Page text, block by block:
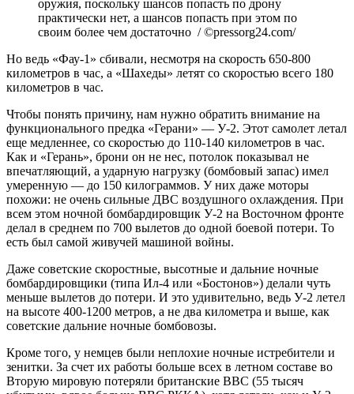
оружия, поскольку шансов попасть по дрону
практически нет, а шансов попасть при этом по
своим более чем достаточно / ©pressorg24.com/
Но ведь «Фау-1» сбивали, несмотря на скорость 650-800
километров в час, а «Шахеды» летят со скоростью всего 180
километров в час.
Чтобы понять причину, нам нужно обратить внимание на
функционального предка «Герани» — У-2. Этот самолет летал
еще медленнее, со скоростью до 110-140 километров в час.
Как и «Герань», брони он не нес, потолок показывал не
впечатляющий, а ударную нагрузку (бомбовый запас) имел
умеренную — до 150 килограммов. У них даже моторы
похожи: не очень сильные ДВС воздушного охлаждения. При
всем этом ночной бомбардировщик У-2 на Восточном фронте
делал в среднем по 700 вылетов до одной боевой потери. То
есть был самой живучей машиной войны.
Даже советские скоростные, высотные и дальние ночные
бомбардировщики (типа Ил-4 или «Бостонов») делали чуть
меньше вылетов до потери. И это удивительно, ведь У-2 летел
на высоте 400-1200 метров, а не два километра и выше, как
советские дальние ночные бомбовозы.
Кроме того, у немцев были неплохие ночные истребители и
зенитки. За счет их работы больше всех в летном составе во
Вторую мировую потеряли британские ВВС (55 тысяч